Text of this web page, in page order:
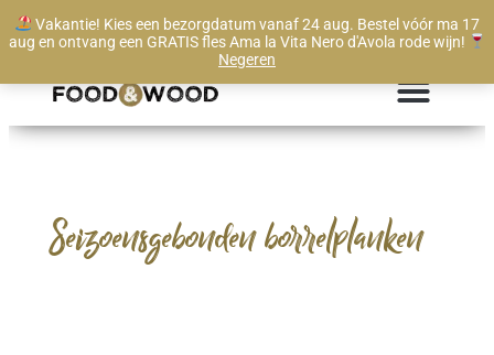
Vakantie! Kies een bezorgdatum vanaf 24 aug. Bestel vóór ma 17
aug en ontvang een GRATIS fles Ama la Vita Nero d'Avola rode wijn!
Negeren
Te bestellen vanaf 1 stuk
Seizoensgebonden borrelplanken